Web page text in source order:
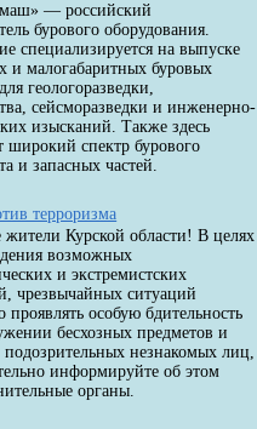
— российский
бурового оборудования.
специализируется на выпуске
и малогабаритных буровых
геологоразведки,
сейсморазведки и инженерно-
изысканий. Также здесь
широкий спектр бурового
и запасных частей.
терроризма
Курской области! В целях
возможных
и экстремистских
чрезвычайных ситуаций
проявлять особую бдительность
бесхозных предметов и
незнакомых лиц,
информируйте об этом
органы.